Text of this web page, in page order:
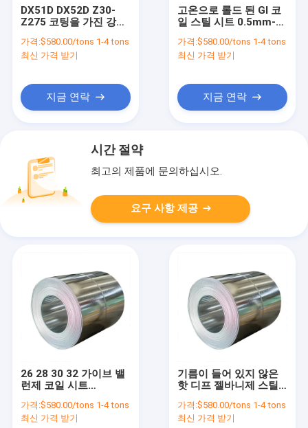
DX51D DX52D Z30-
Z275 코팅을 가진 강제
가격:$580.00/tons 1-4 tons
최신 가격 받기
지금 연락
고온으로 롤드 된 GI 코
일 스틸 시트 0.5mm-
열 스틸 코일
가격:$580.00/tons 1-4 tons
최신 가격 받기
지금 연락
시간 절약
최고의 제품에 문의하십시오.
요구 사항 제공
26 28 30 32 가이브 밸
런제 코일 시트
비 DX51D DX52D GI 코
일 시트
가격:$580.00/tons 1-4 tons
최신 가격 받기
기름이 들어 있지 않은
핫 디프 젤바니제 스틸
1500mm 너비 ASTM
표준
가격:$580.00/tons 1-4 tons
최신 가격 받기